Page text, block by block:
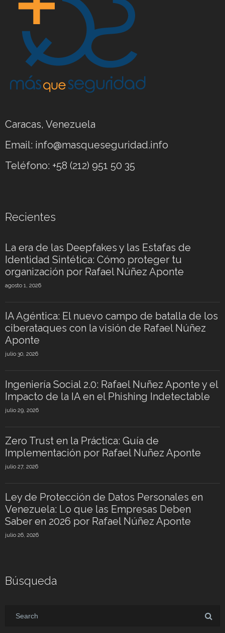
Caracas, Venezuela
Email: info@masqueseguridad.info
Teléfono: +58 (212) 951 50 35
Recientes
La era de las Deepfakes y las Estafas de
Identidad Sintética: Cómo proteger tu
organización por Rafael Núñez Aponte
agosto 1, 2026
IA Agéntica: El nuevo campo de batalla de los
ciberataques con la visión de Rafael Núñez
Aponte
julio 30, 2026
Ingeniería Social 2.0: Rafael Nuñez Aponte y el
Impacto de la IA en el Phishing Indetectable
julio 29, 2026
Zero Trust en la Práctica: Guía de
Implementación por Rafael Nuñez Aponte
julio 27, 2026
Ley de Protección de Datos Personales en
Venezuela: Lo que las Empresas Deben
Saber en 2026 por Rafael Núñez Aponte
julio 26, 2026
Búsqueda